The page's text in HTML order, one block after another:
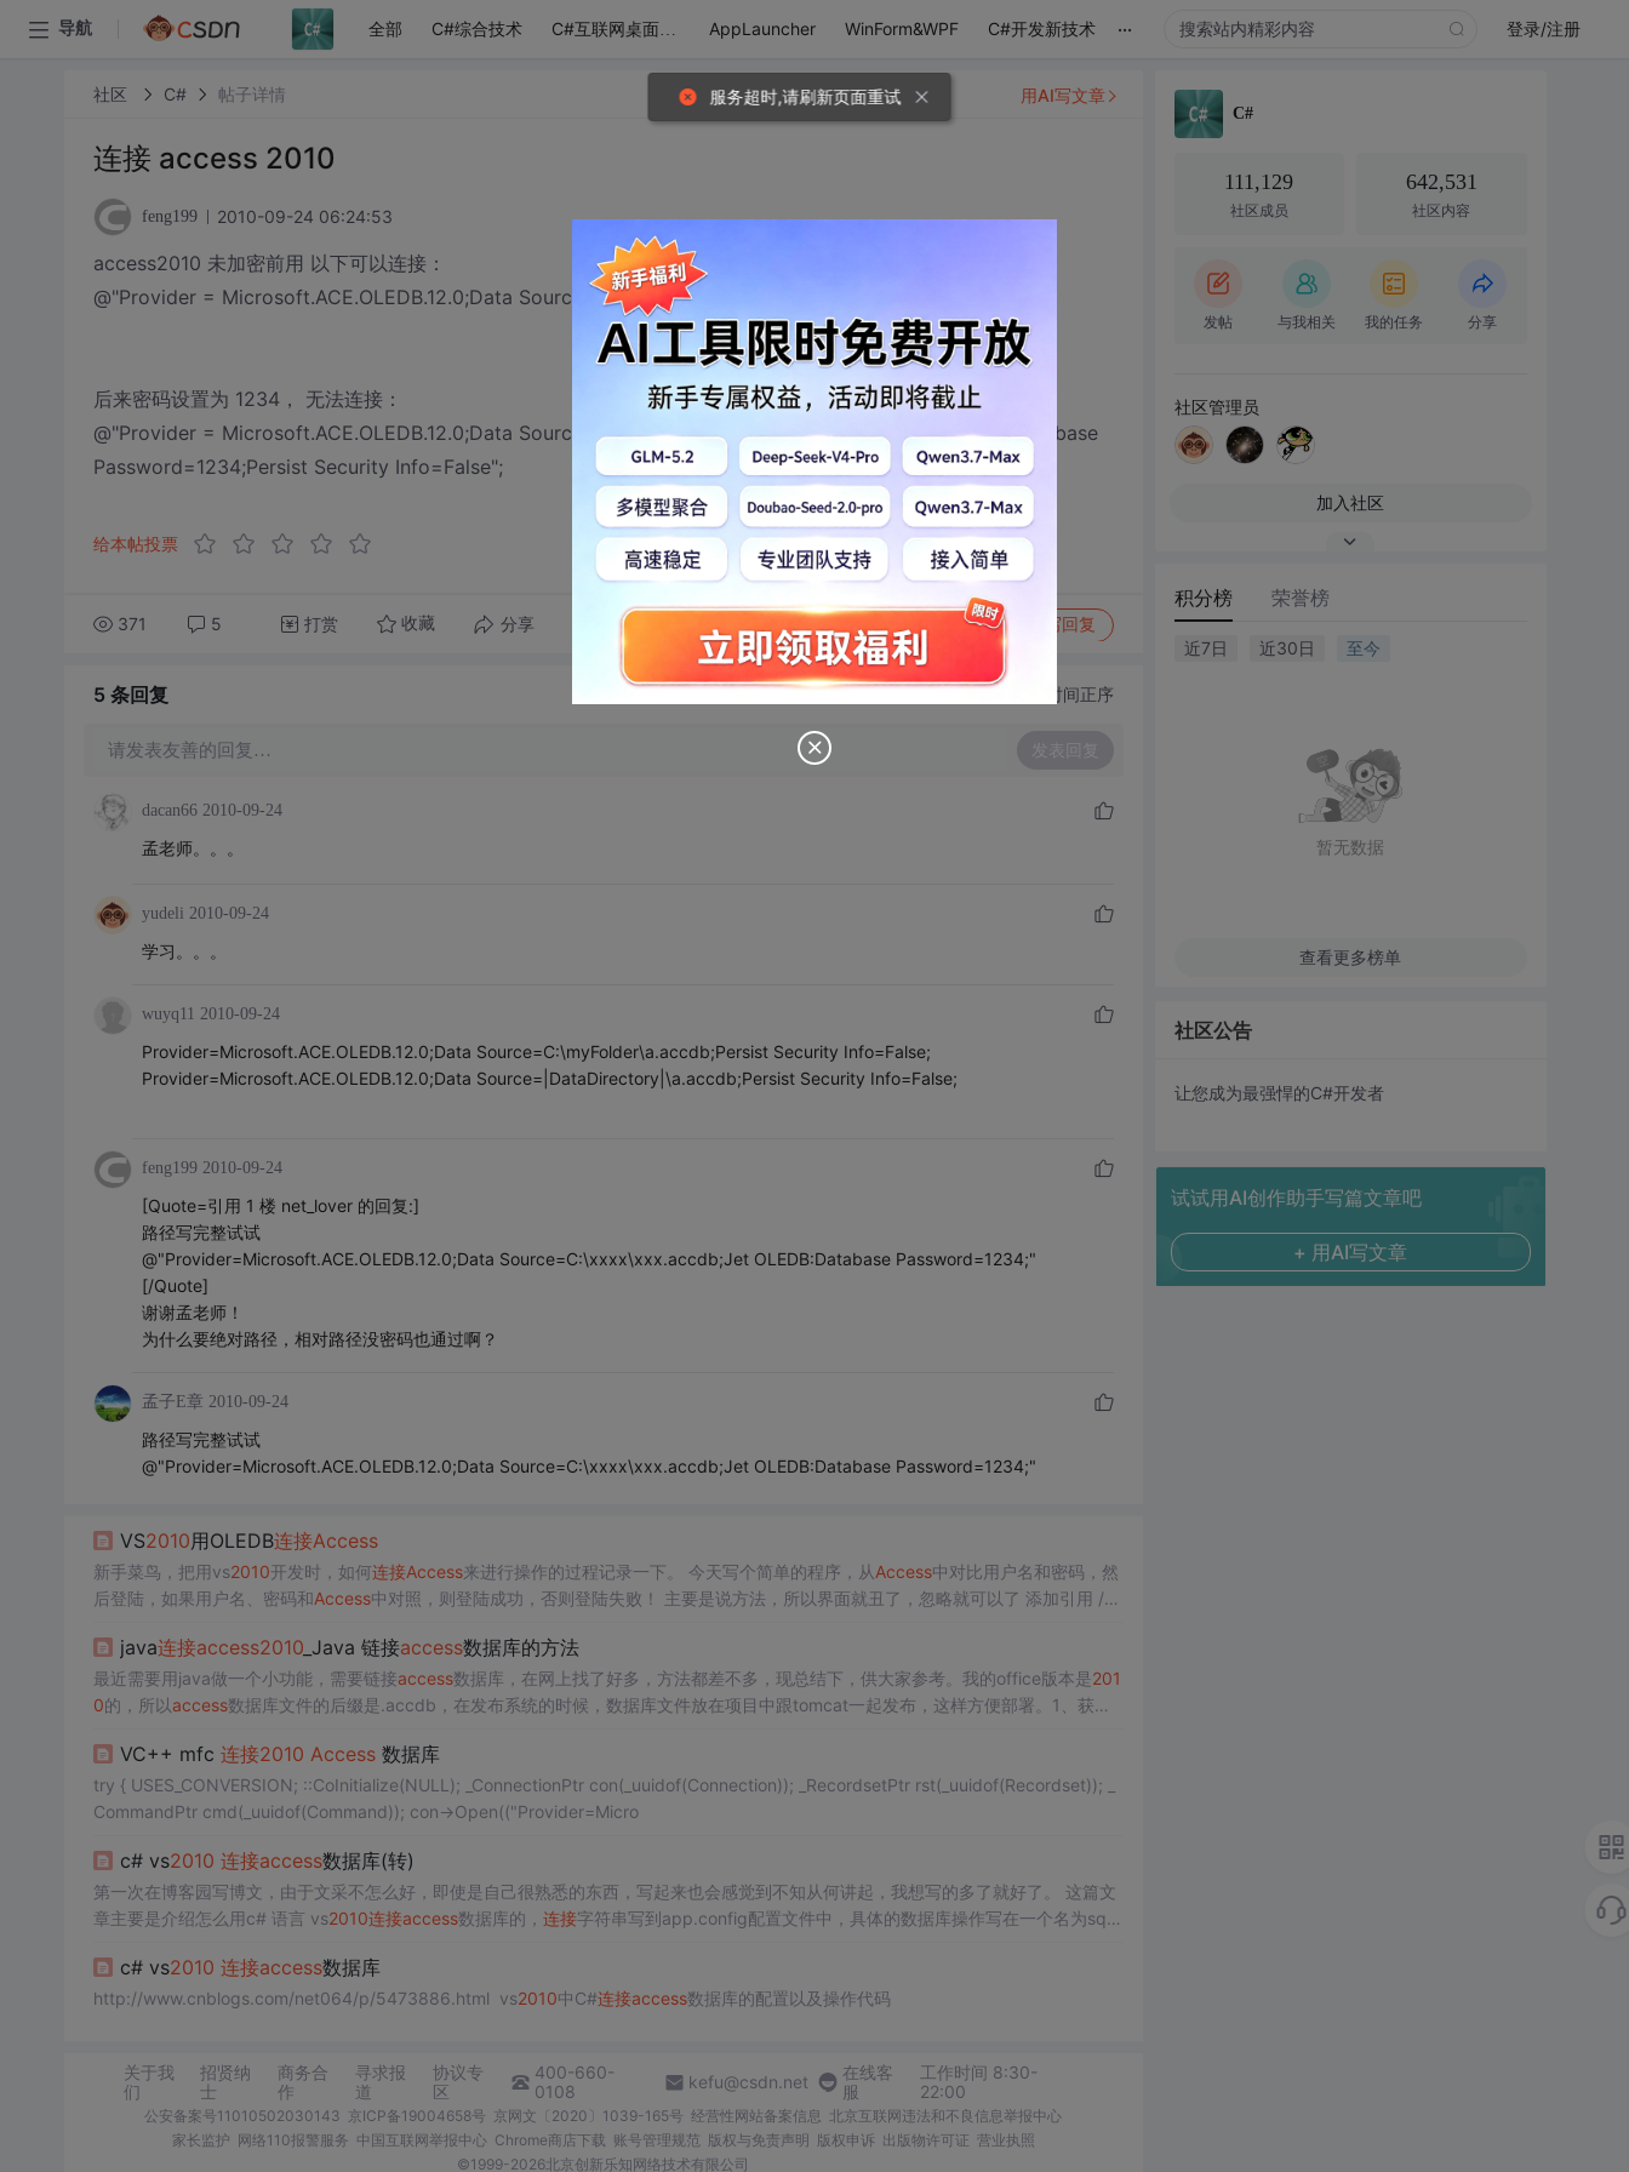
导航 全部 C#综合技术 C#互联网桌面应用 AppLauncher WinForm&WPF C#开发新技术 ... 登录/注册
社区 C# 帖子详情
连接 access 2010
feng199 2010-09-24 06:24:53
access2010 未加密前用 以下可以连接：
@"Provider = Microsoft.ACE.OLEDB.12.0;Data Source = .\DataBase\Database.accdb;";
后来密码设置为 1234， 无法连接：
@"Provider = Microsoft.ACE.OLEDB.12.0;Data Source = .\DataBase\Database.accdb;User ID=Admin;Database
Password=1234;Persist Security Info=False";
给本帖投票
371 5 打赏 收藏 分享 转发到动态 写回复
用AI写文章
5 条回复 切换为时间正序
请发表友善的回复… 发表回复
dacan66 2010-09-24
孟老师。。。
yudeli 2010-09-24
学习。。。
wuyq11 2010-09-24
Provider=Microsoft.ACE.OLEDB.12.0;Data Source=C:\myFolder\a.accdb;Persist Security Info=False;
Provider=Microsoft.ACE.OLEDB.12.0;Data Source=|DataDirectory|\a.accdb;Persist Security Info=False;
feng199 2010-09-24
[Quote=引用 1 楼 net_lover 的回复:]
路径写完整试试
@"Provider=Microsoft.ACE.OLEDB.12.0;Data Source=C:\xxxx\xxx.accdb;Jet OLEDB:Database Password=1234;"
[/Quote]
谢谢孟老师！
为什么要绝对路径，相对路径没密码也通过啊？
孟子E章 2010-09-24
路径写完整试试
@"Provider=Microsoft.ACE.OLEDB.12.0;Data Source=C:\xxxx\xxx.accdb;Jet OLEDB:Database Password=1234;"
VS2010用OLEDB连接Access
新手菜鸟，把用vs2010开发时，如何连接Access 来进行操作的过程记录一下。 今天写个简单的程序，从Access中对比用户名和密码，然
后登陆，如果用户名、密码和Access中对照，则登陆成功，否则登陆失败！ 主要是说方法，所以界面就丑了，忽略就可以了 添加引用 //
java连接access2010_Java 链接access数据库的方法
最近需要用java做一个小功能，需要链接access数据库，在网上找了好多，方法都差不多，现总结下，供大家参考。我的office版本是201
0的，所以access数据库文件的后缀是.accdb，在发布系统的时候，数据库文件放在项目中跟tomcat一起发布，这样方便部署。1、获取
VC++ mfc 连接2010 Access数据库
try { USES_CONVERSION; ::CoInitialize(NULL); _ConnectionPtr con(_uuidof(Connection)); _RecordsetPtr rst(_uuidof(Recordset)); _
CommandPtr cmd(_uuidof(Command)); con->Open(("Provider=Micro
c# vs2010 连接access数据库(转)
第一次在博客园写博文，由于文采不怎么好，即使是自己很熟悉的东西，写起来也会感觉到不知从何讲起，我想写的多了就好了。 这篇文
章主要是介绍怎么用c# 语言 vs2010连接access数据库的， 连接字符串写到app.config配置文件中，具体的数据库操作写在一个名为sqlh
c# vs2010 连接access数据库
http://www.cnblogs.com/net064/p/5473886.html vs2010中C#连接access数据库的配置以及操作代码
关于我
们
招贤纳
士
商务合
作
寻求报
道
协议专
区
400-660-
0108
kefu@csdn.net
在线客
服
工作时间 8:30-
22:00
公安备案号11010502030143 京ICP备19004658号 京网文〔2020〕1039-165号 经营性网站备案信息 北京互联网违法和不良信息举报中心
家长监护 网络110报警服务 中国互联网举报中心 Chrome商店下载 账号管理规范 版权与免责声明 版权申诉 出版物许可证 营业执照
©1999-2026北京创新乐知网络技术有限公司
C#
111,129
社区成员
642,531
社区内容
发帖 与我相关 我的任务 分享
社区管理员
加入社区
积分榜 荣誉榜
近7日 近30日 至今
暂无数据
查看更多榜单
社区公告
让您成为最强悍的C#开发者
试试用AI创作助手写篇文章吧
+ 用AI写文章
服务超时,请刷新页面重试